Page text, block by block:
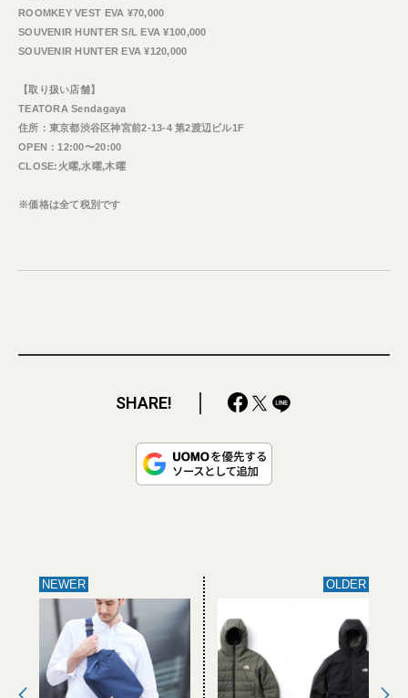
ROOMKEY VEST EVA ¥70,000
SOUVENIR HUNTER S/L EVA ¥100,000
SOUVENIR HUNTER EVA ¥120,000
【取り扱い店舗】
TEATORA Sendagaya
住所：東京都渋谷区神宮前2-13-4 第2渡辺ビル1F
OPEN：12:00〜20:00
CLOSE:火曜,水曜,木曜
※価格は全て税別です
SHARE!
NEWER OLDER